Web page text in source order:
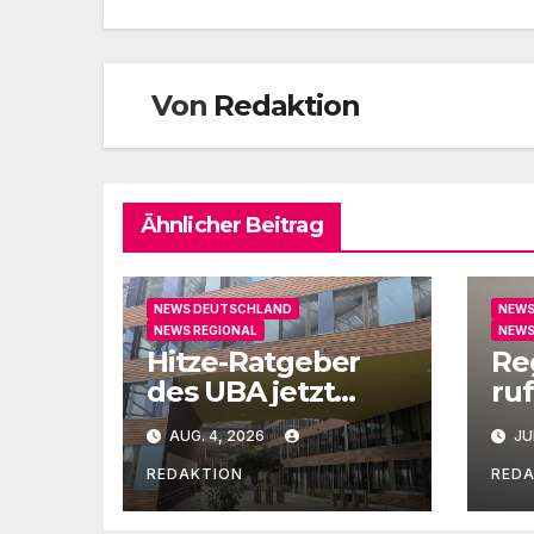
Von Redaktion
Ähnlicher Beitrag
NEWS DEUTSCHLAND
NEWS REGIONAL
Hitze-Ratgeber
des UBA jetzt
auch in Leichter
Sprache
AUG. 4, 2026
REDAKTION